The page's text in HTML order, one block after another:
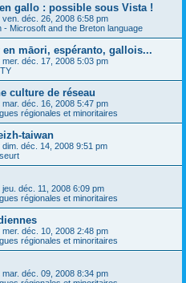
gallo : possible sous Vista !
ven. déc. 26, 2008 6:58 pm
- Microsoft and the Breton language
māori, espéranto, gallois...
mer. déc. 17, 2008 5:03 pm
culture de réseau
mar. déc. 16, 2008 5:47 pm
régionales et minoritaires
taiwan
dim. déc. 14, 2008 9:51 pm
jeu. déc. 11, 2008 6:09 pm
régionales et minoritaires
mer. déc. 10, 2008 2:48 pm
régionales et minoritaires
mar. déc. 09, 2008 8:34 pm